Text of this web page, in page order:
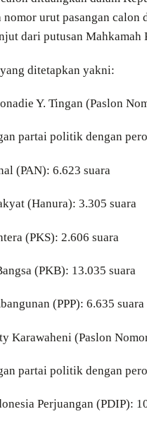
nomor urut pasangan
dari putusan
ditetapkan yakni:
Y. Tingan (Paslon
partai politik dengan
(PAN): 6.623 suara
(Hanura): 3.305 suara
(PKS): 2.606 suara
(PKB): 13.035 suara
(PPP): 6.635 suara
Karawaheni (Paslon
partai politik dengan
Perjuangan (PDIP):